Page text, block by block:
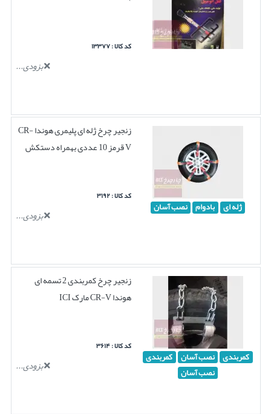
کد کالا : ۱۳۳۷۷
بزودی...
ژله ای بادوام نصب آسان
زنجیر چرخ ژله ای پلیمری هوندا CR-
V قرمز 10 عددی بهمراه دستکش
کد کالا : ۳۱۹۲
بزودی...
کمربندی نصب آسان کمربندی
نصب آسان
زنجیر چرخ کمربندی 2 تسمه ای
هوندا CR-V مارک ICI
کد کالا : ۳۶۱۴
بزودی...